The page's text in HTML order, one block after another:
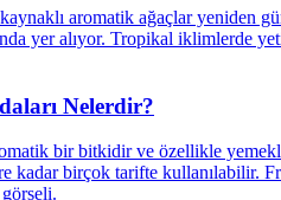
Nelerdir?